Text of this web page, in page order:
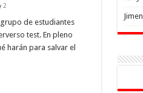
2
grupo de estudiantes
test. En pleno
harán para salvar el